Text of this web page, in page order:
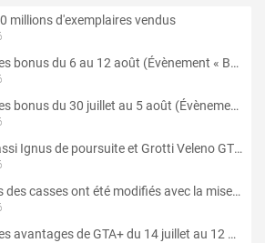
millions d'exemplaires vendus
GTA Online : Détails des bonus du 6 au 12 août (Évènement « Braquages de l'été » - Suite et fin)
GTA Online : Détails des bonus du 30 juillet au 5 août (Évènement « Braquages d'été »)
GTA Online : Les Pegassi Ignus de poursuite et Grotti Veleno GT sont maintenant disponibles
GTA Online : Les gains des casses ont été modifiés avec la mise à jour « Le Braquage du Kortz Center »
GTA Online : Détails des avantages de GTA+ du 14 juillet au 12 août